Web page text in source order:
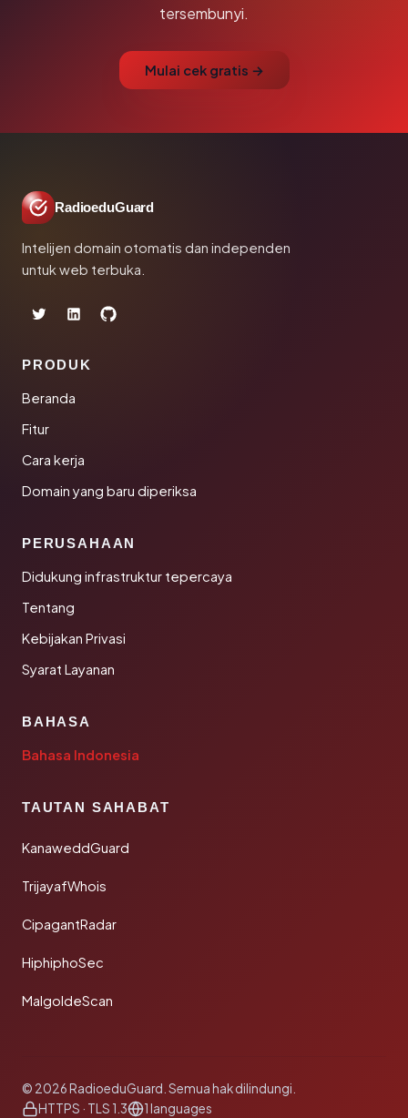
tersembunyi.
Mulai cek gratis →
RadioeduGuard
Intelijen domain otomatis dan independen
untuk web terbuka.
PRODUK
Beranda
Fitur
Cara kerja
Domain yang baru diperiksa
PERUSAHAAN
Didukung infrastruktur tepercaya
Tentang
Kebijakan Privasi
Syarat Layanan
BAHASA
Bahasa Indonesia
TAUTAN SAHABAT
KanaweddGuard
TrijayafWhois
CipagantRadar
HiphiphoSec
MalgoldeScan
© 2026 RadioeduGuard. Semua hak dilindungi.
HTTPS · TLS 1.3
1 languages